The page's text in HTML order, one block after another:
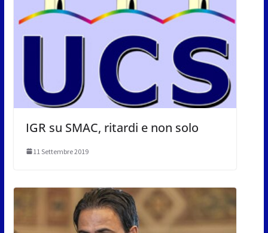
IGR su SMAC, ritardi e non solo
11 Settembre 2019